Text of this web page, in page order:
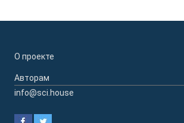
О проекте
Авторам
info@sci.house